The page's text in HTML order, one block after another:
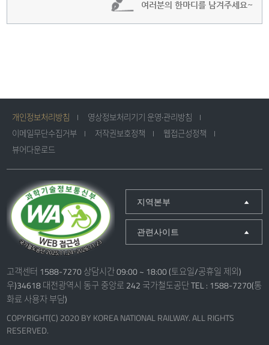
여러분의 한마디를 남겨주세요~
개인정보처리방침
영상정보처리기기 운영·관리방침
이메일무단수집거부
저작권보호정책
웹접근성정책
뷰어다운로드
지역본부
관련사이트
고객센터 1588-7270 상담시간 09:00 ~ 18:00 (토요일/공휴일 제외)
우)34618 대전광역시 동구 중앙로 242 국가철도공단 TEL : 1588-7270(통
화료 사용자 부담)
COPYRIGHT(C) 2020 BY KOREA NATIONAL RAILWAY. ALL RIGHTS
RESERVED.